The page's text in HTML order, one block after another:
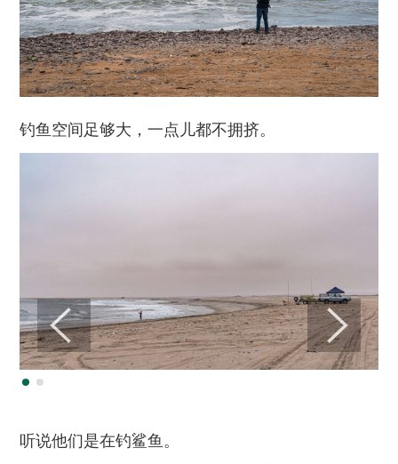
钓鱼空间足够大，一点儿都不拥挤。
听说他们是在钓鲨鱼。